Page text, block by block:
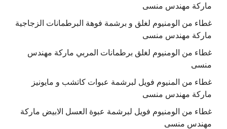
ماركة مهندس منسى
غطاء من الومنيوم لغلق و برشمة فوهة البرطمانات الزجاجية
ماركة مهندس منسى
غطاء من الومنيوم لغلق برطمانات المربي ماركة مهندس
منسى
غطاء من المنيوم فويل لبرشمة عبوات كاتشب و مايونيز
ماركة مهندس منسى
غطاء من الومنيوم فويل لبرشمة عبوة العسل الابيض ماركة
مهندس منسى